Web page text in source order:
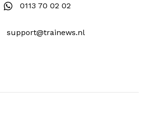
0113 70 02 02
support@trainews.nl